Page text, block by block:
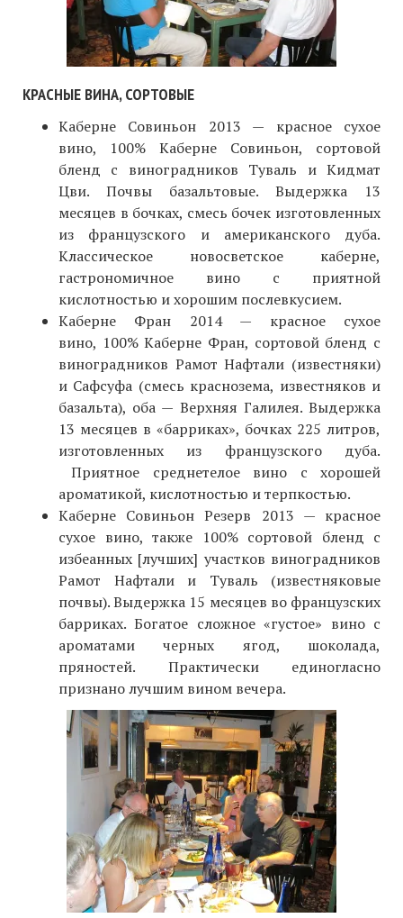
КРАСНЫЕ ВИНА, СОРТОВЫЕ
Kаберне Совиньон 2013 — красное сухое
вино, 100% Kаберне Совиньон, сортовой
бленд с виноградников Туваль и Кидмат
Цви. Почвы базальтовые. Выдержка 13
месяцев в бочках, смесь бочек изготовленных
из французского и американского дуба.
Классическое новосветское каберне,
гастрономичное вино с приятной
кислотностью и хорошим послевкусием.
Каберне Фран 2014 — красное сухое
вино, 100% Kаберне Фран, сортовой бленд с
виноградников Рамот Нафтали (известняки)
и Сафсуфа (смесь краснозема, известняков и
базальта), оба — Верхняя Галилея. Выдержка
13 месяцев в «барриках», бочках 225 литров,
изготовленных из французского дуба.
Приятное среднетелое вино с хорошей
ароматикой, кислотностью и терпкостью.
Каберне Совиньон Резерв 2013 — красное
сухое вино, также 100% сортовой бленд с
избеанных [лучших] участков виноградников
Рамот Нафтали и Туваль (известняковые
почвы). Выдержка 15 месяцев во французских
барриках. Богатое сложное «густое» вино с
ароматами черных ягод, шоколада,
пряностей. Практически единогласно
признано лучшим вином вечера.